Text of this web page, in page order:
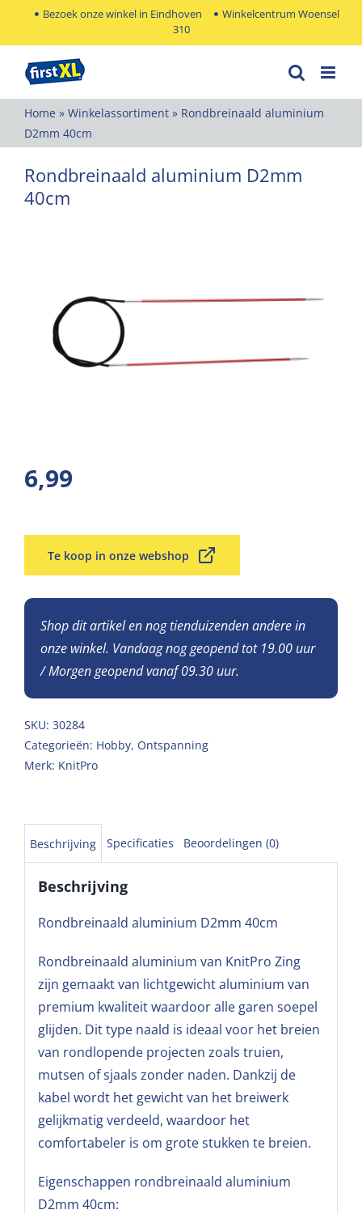
Bezoek onze winkel in Eindhoven
Winkelcentrum Woensel
310
Home » Winkelassortiment » Rondbreinaald aluminium
D2mm 40cm
Rondbreinaald aluminium D2mm
40cm
6,99
Te koop in onze webshop
Shop dit artikel en nog tienduizenden andere in
onze winkel. Vandaag nog geopend tot 19.00 uur
/ Morgen geopend vanaf 09.30 uur.
SKU: 30284
Categorieën: Hobby, Ontspanning
Merk: KnitPro
Beschrijving Specificaties Beoordelingen (0)
Beschrijving
Rondbreinaald aluminium D2mm 40cm
Rondbreinaald aluminium van KnitPro Zing
zijn gemaakt van lichtgewicht aluminium van
premium kwaliteit waardoor alle garen soepel
glijden. Dit type naald is ideaal voor het breien
van rondlopende projecten zoals truien,
mutsen of sjaals zonder naden. Dankzij de
kabel wordt het gewicht van het breiwerk
gelijkmatig verdeeld, waardoor het
comfortabeler is om grote stukken te breien.
Eigenschappen rondbreinaald aluminium
D2mm 40cm: